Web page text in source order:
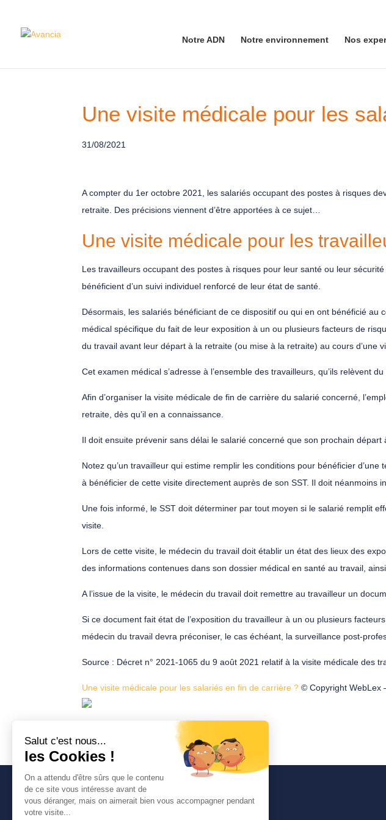
Notre ADN Notre environnement Nos
Une visite médicale pour les
31/08/2021
A compter du 1er octobre 2021, les salariés occupant des postes à risques
retraite. Des précisions viennent d’être apportées à ce sujet…
Une visite médicale pour les
Les travailleurs occupant des postes à risques pour leur santé ou leur
bénéficient d’un suivi individuel renforcé de leur état de santé.
Désormais, les salariés bénéficiant de ce dispositif ou qui en ont bénéficié
médical spécifique du fait de leur exposition à un ou plusieurs facteurs de
du travail avant leur départ à la retraite (ou mise à la retraite) au cours d’une
Cet examen médical s’adresse à l’ensemble des travailleurs, qu’ils relèvent
Afin d’organiser la visite médicale de fin de carrière du salarié concerné,
retraite, dès qu’il en a connaissance.
Il doit ensuite prévenir sans délai le salarié concerné que son prochain
Notez qu’un travailleur qui estime remplir les conditions pour bénéficier
à bénéficier de cette visite directement auprès de son SST. Il doit néanmoins
Une fois informé, le SST doit déterminer par tout moyen si le salarié remplit
visite.
Lors de cette visite, le médecin du travail doit établir un état des lieux des
des informations contenues dans son dossier médical en santé au travail,
A l’issue de la visite, le médecin du travail doit remettre au travailleur un
Si ce document fait état de l’exposition du travailleur à un ou plusieurs
médecin du travail devra préconiser, le cas échéant, la surveillance post-
Source : Décret n° 2021-1065 du 9 août 2021 relatif à la visite médicale des
Une visite médicale pour les salariés en fin de carrière ? © Copyright WebLex